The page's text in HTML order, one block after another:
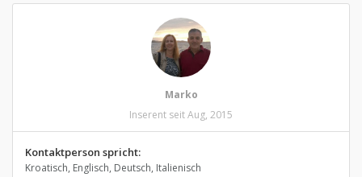
Marko
Inserent seit Aug, 2015
Kontaktperson spricht:
Kroatisch, Englisch, Deutsch, Italienisch